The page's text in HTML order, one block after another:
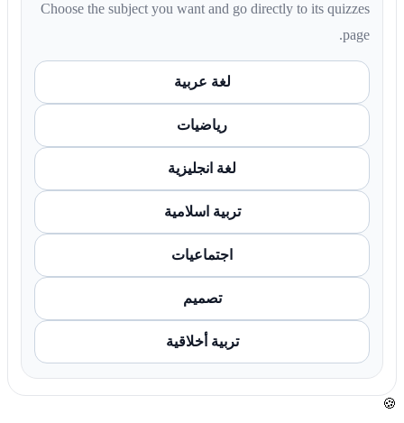
Choose the subject you want and go directly to its quizzes
page.
لغة عربية
رياضيات
لغة انجليزية
تربية اسلامية
اجتماعيات
تصميم
تربية أخلاقية
🍪